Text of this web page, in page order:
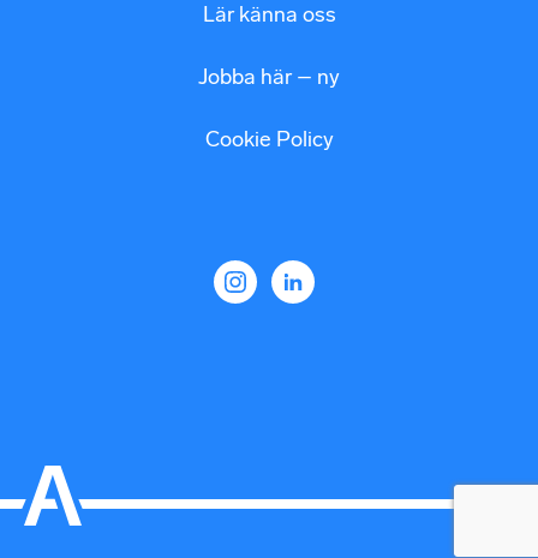
Lär känna oss
Jobba här – ny
Cookie Policy